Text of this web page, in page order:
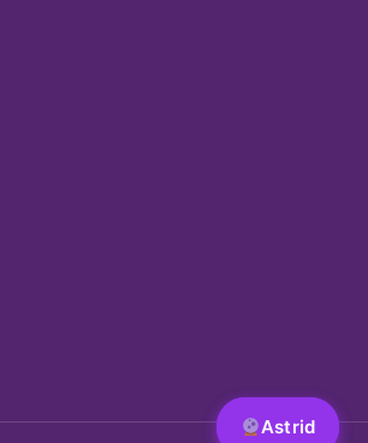
Astrid
Astrid